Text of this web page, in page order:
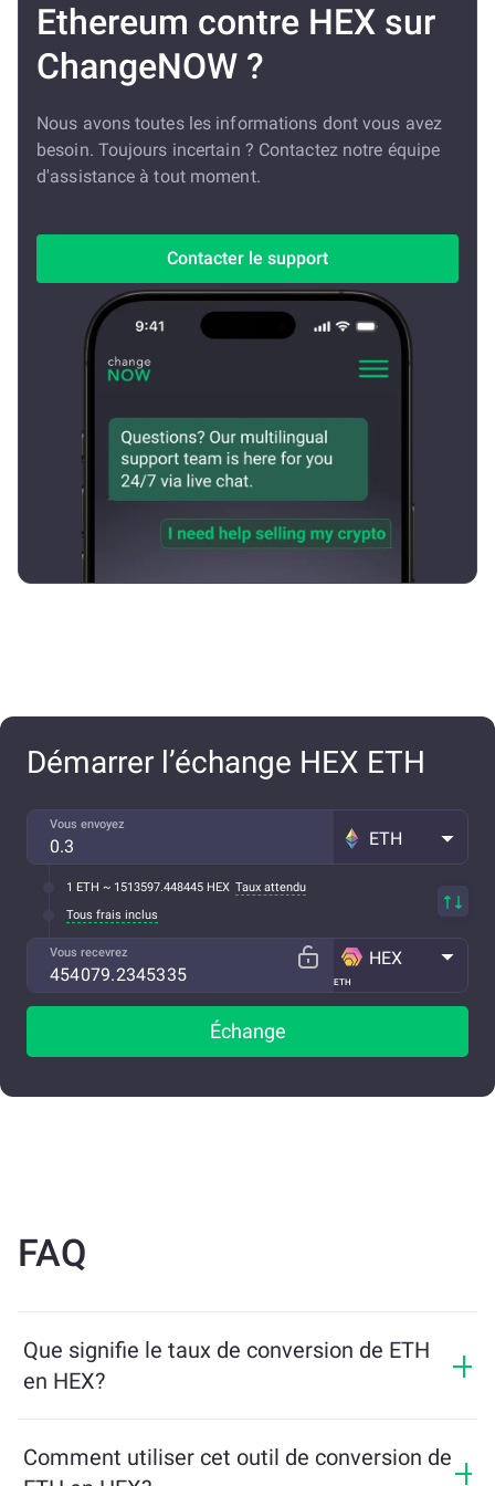
Ethereum contre HEX sur
ChangeNOW ?
Nous avons toutes les informations dont vous avez
besoin. Toujours incertain ? Contactez notre équipe
d'assistance à tout moment.
Contacter le support
Démarrer l’échange HEX ETH
Vous envoyez
ETH
1 ETH ~ 1513597.448445 HEX Taux attendu
Tous frais inclus
Vous recevrez
ETH
HEX
Échange
FAQ
Que signifie le taux de conversion de ETH
en HEX?
recevrez en échange de ETH. Ce taux fluctue en
fonction des conditions du marché, de l’offre et de la
Comment utiliser cet outil de conversion de